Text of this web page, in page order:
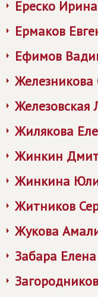
Ереско
Ермаков
Ефимов
Железникова
Жилякова
Жинкин
Жинкина
Житников
Жукова
Забара